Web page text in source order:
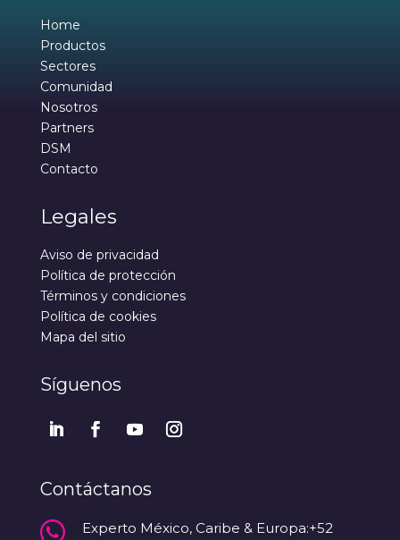
Home
Productos
Sectores
Comunidad
Nosotros
Partners
DSM
Contacto
Legales
Aviso de privacidad
Política de protección
Términos y condiciones
Política de cookies
Mapa del sitio
Síguenos
Contáctanos
 Experto México, Caribe & Europa:+52